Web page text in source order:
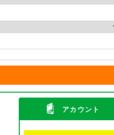
アカウント